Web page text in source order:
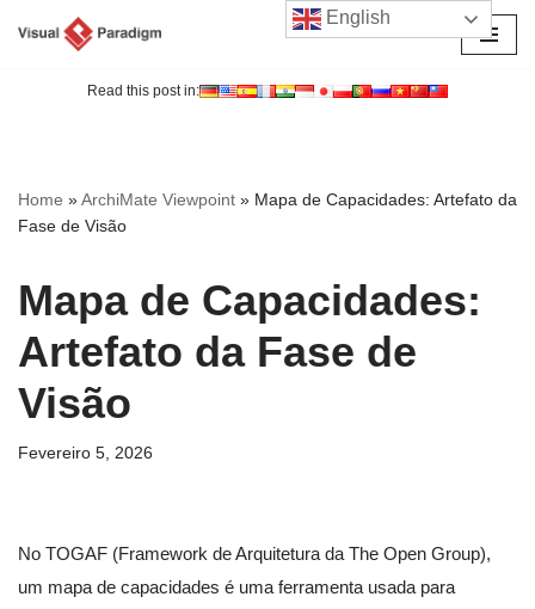
Read this post in:
Home »ArchiMate Viewpoint » Mapa de Capacidades: Artefato da
Fase de Visão
Mapa de Capacidades:
Artefato da Fase de
Visão
Fevereiro 5, 2026
No TOGAF (Framework de Arquitetura da The Open Group),
um mapa de capacidades é uma ferramenta usada para
English